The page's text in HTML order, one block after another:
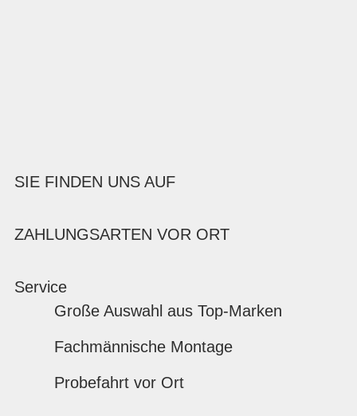
SIE FINDEN UNS AUF
ZAHLUNGSARTEN VOR ORT
Service
Große Auswahl aus Top-Marken
Fachmännische Montage
Probefahrt vor Ort